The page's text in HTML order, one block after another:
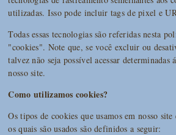
utilizadas. Isso pode incluir tags de pixel e
Todas essas tecnologias são referidas nesta
"cookies". Note que, se você excluir ou
talvez não seja possível acessar determinadas
nosso site.
Como utilizamos cookies?
Os tipos de cookies que usamos em nosso
os quais são usados são definidos a seguir: